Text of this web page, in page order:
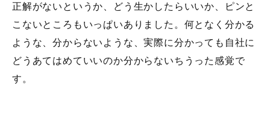
正解がないというか、どう生かしたらいいか、ピンと
こないところもいっぱいありました。何となく分かる
ような、分からないような、実際に分かっても自社に
どうあてはめていいのか分からないちうった感覚で
す。